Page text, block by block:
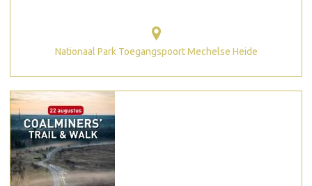
Nationaal Park Toegangspoort Mechelse Heide